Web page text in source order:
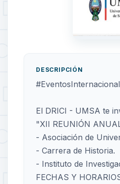
DESCRIPCIÓN
El DRICI - UMSA te
"XII REUNIÓN
- Asociación de
- Carrera de Historia.
- Instituto de
FECHAS Y